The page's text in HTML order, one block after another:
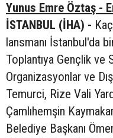
Yunus Emre Öztaş -
İSTANBUL (İHA) -
lansmanı İstanbul'da
Toplantıya Gençlik ve
Organizasyonlar ve
Temurci, Rize Vali
Çamlıhemşin
Belediye Başkanı